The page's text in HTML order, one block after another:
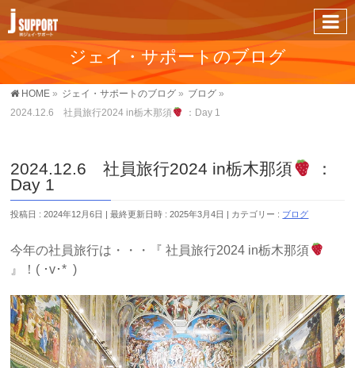
ジェイ・サポートのブログ
HOME » ジェイ・サポートのブログ » ブログ »
2024.12.6 社員旅行2024 in栃木那須
：Day 1
2024.12.6 社員旅行2024 in栃木那須
：
Day 1
投稿日 : 2024年12月6日 最終更新日時 : 2025年3月4日 カテゴリー : ブログ
今年の社員旅行は・・・『 社員旅行2024 in栃木那須
』！( ･v･* )